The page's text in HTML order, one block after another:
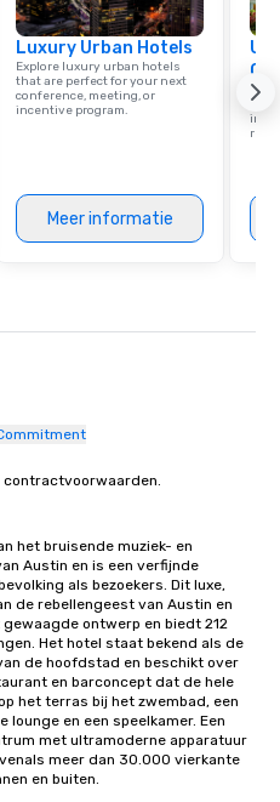
Luxury Urban Hotels
Explore luxury urban hotels
that are perfect for your next
conference, meeting, or
incentive program.
Meer informatie
Find
contractvoorwaarden.
het bruisende muziek- en
Austin en is een verfijnde
als bezoekers. Dit luxe,
de rebellengeest van Austin en
ontwerp en biedt 212
Het hotel staat bekend als de
de hoofdstad en beschikt over
en barconcept dat de hele
het terras bij het zwembad, een
en een speelkamer. Een
met ultramoderne apparatuur
meer dan 30.000 vierkante
en buiten.